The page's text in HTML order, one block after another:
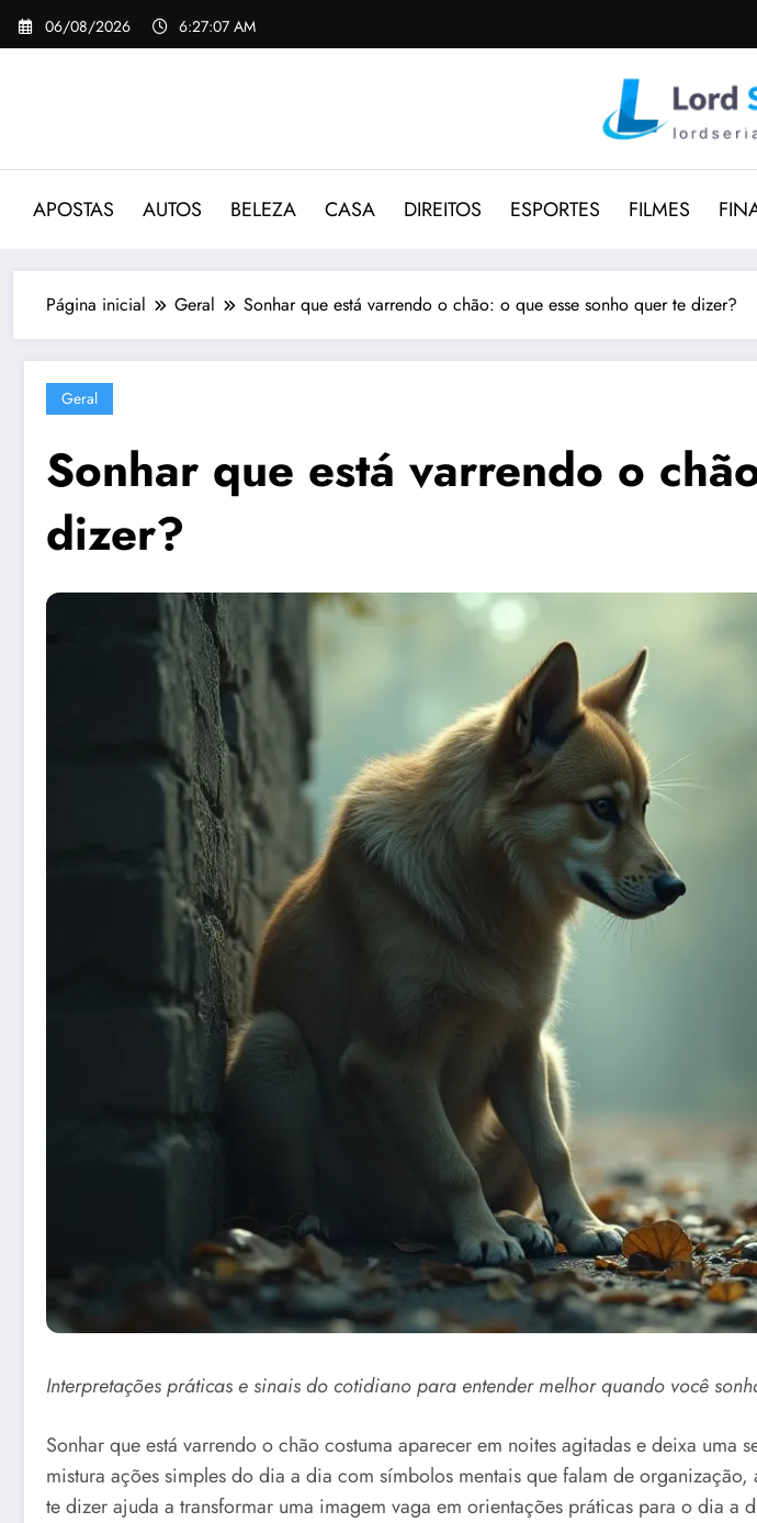
Pular
para
06/08/2026 6:27:08 AM
APOSTAS AUTOS BELEZA CASA DIREITOS ESPORTES FILMES
Página inicial Geral Sonhar que está varrendo o chão: o que esse sonho quer te dizer?
Geral
Sonhar que está varrendo o
dizer?
Interpretações práticas e sinais do cotidiano para entender melhor quando você
Sonhar que está varrendo o chão costuma aparecer em noites agitadas e deixa
mistura ações simples do dia a dia com símbolos mentais que falam de
te dizer ajuda a transformar uma imagem vaga em orientações práticas para o dia a